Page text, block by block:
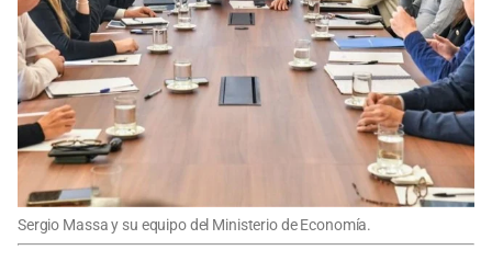
Sergio Massa y su equipo del Ministerio de Economía.